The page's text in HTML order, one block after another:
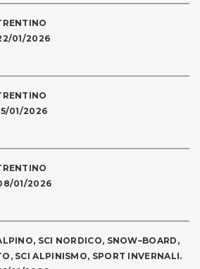
01/2026
01/2026
01/2026
SCI NORDICO, SNOW–BOARD,
SCI ALPINISMO, SPORT INVERNALI.